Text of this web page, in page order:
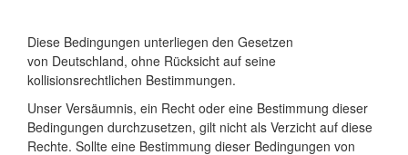
Diese Bedingungen unterliegen den Gesetzen
von Deutschland, ohne Rücksicht auf seine
kollisionsrechtlichen Bestimmungen.
Unser Versäumnis, ein Recht oder eine Bestimmung dieser
Bedingungen durchzusetzen, gilt nicht als Verzicht auf diese
Rechte. Sollte eine Bestimmung dieser Bedingungen von